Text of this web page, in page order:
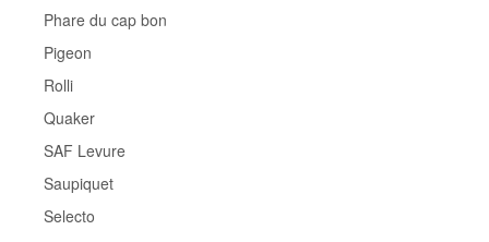
Phare du cap bon
Pigeon
Rolli
Quaker
SAF Levure
Saupiquet
Selecto